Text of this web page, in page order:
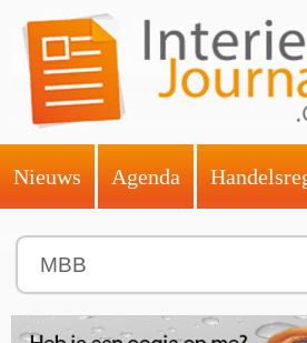
Nieuws Agenda